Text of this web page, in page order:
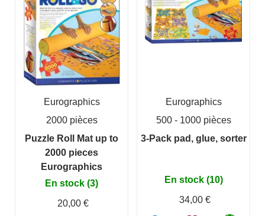
Eurographics
2000 pièces
Puzzle Roll Mat up to
2000 pieces
Eurographics
En stock (3)
20,00 €
Eurographics
500 - 1000 pièces
3-Pack pad, glue, sorter
En stock (10)
34,00 €